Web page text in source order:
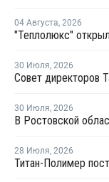
04 Августа, 2026
30 Июля, 2026
30 Июля, 2026
28 Июля, 2026